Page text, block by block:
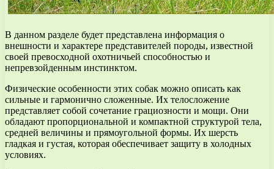
В данном разделе будет представлена информация о
внешности и характере представителей породы, известной
своей превосходной охотничьей способностью и
непревзойденным инстинктом.
Физические особенности этих собак можно описать как
сильные и гармонично сложенные. Их телосложение
представляет собой сочетание грациозности и мощи. Они
обладают пропорциональной и компактной структурой тела,
средней величины и прямоугольной формы. Их шерсть
гладкая и густая, которая обеспечивает защиту в холодных
условиях.